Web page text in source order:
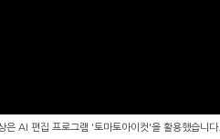
은 AI 편집 프로그램 '토마토아이컷'을 활용했습니다.